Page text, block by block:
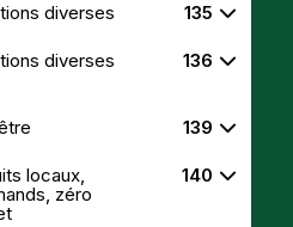
diverses 135
diverses 136
139
locaux,
zéro
140